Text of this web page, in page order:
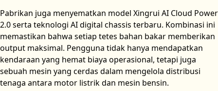
Pabrikan juga menyematkan model Xingrui AI Cloud Power
2.0 serta teknologi AI digital chassis terbaru. Kombinasi ini
memastikan bahwa setiap tetes bahan bakar memberikan
output maksimal. Pengguna tidak hanya mendapatkan
kendaraan yang hemat biaya operasional, tetapi juga
sebuah mesin yang cerdas dalam mengelola distribusi
tenaga antara motor listrik dan mesin bensin.